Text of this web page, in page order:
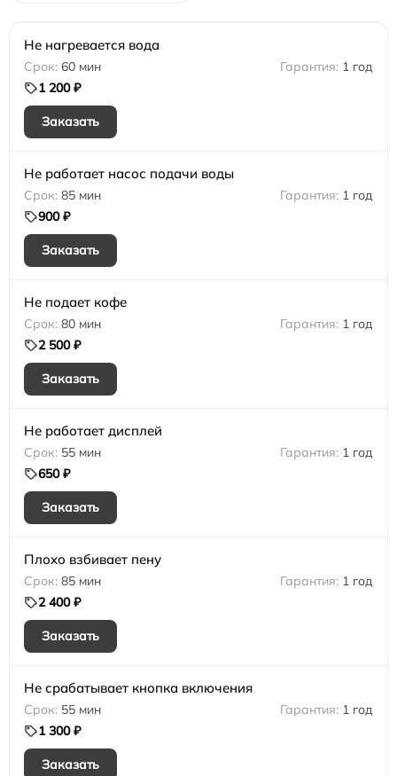
Не нагревается вода
60 мин
1 год
1 200 ₽
Заказать
Не работает насос подачи воды
85 мин
1 год
900 ₽
Заказать
Не подает кофе
80 мин
1 год
2 500 ₽
Заказать
Не работает дисплей
55 мин
1 год
650 ₽
Заказать
Плохо взбивает пену
85 мин
1 год
2 400 ₽
Заказать
Не срабатывает кнопка включения
55 мин
1 год
1 300 ₽
Заказать